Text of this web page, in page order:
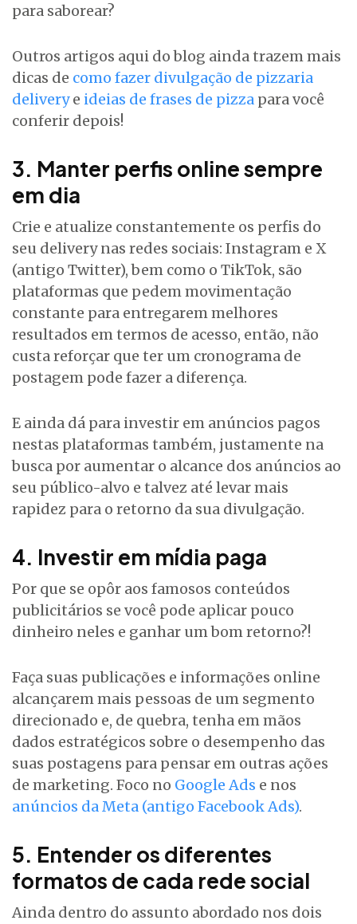
para saborear?
Outros artigos aqui do blog ainda trazem mais
dicas de como fazer divulgação de pizzaria
deliverye ideias de frases de pizza para você
conferir depois!
3. Manter perfis online sempre
em dia
Crie e atualize constantemente os perfis do
seu delivery nas redes sociais: Instagram e X
(antigo Twitter), bem como o TikTok, são
plataformas que pedem movimentação
constante para entregarem melhores
resultados em termos de acesso, então, não
custa reforçar que ter um cronograma de
postagem pode fazer a diferença.
E ainda dá para investir em anúncios pagos
nestas plataformas também, justamente na
busca por aumentar o alcance dos anúncios ao
seu público-alvo e talvez até levar mais
rapidez para o retorno da sua divulgação.
4. Investir em mídia paga
Por que se opôr aos famosos conteúdos
publicitários se você pode aplicar pouco
dinheiro neles e ganhar um bom retorno?!
Faça suas publicações e informações online
alcançarem mais pessoas de um segmento
direcionado e, de quebra, tenha em mãos
dados estratégicos sobre o desempenho das
suas postagens para pensar em outras ações
de marketing. Foco no Google Ads e nos
anúncios da Meta (antigo Facebook Ads).
5. Entender os diferentes
formatos de cada rede social
Ainda dentro do assunto abordado nos dois